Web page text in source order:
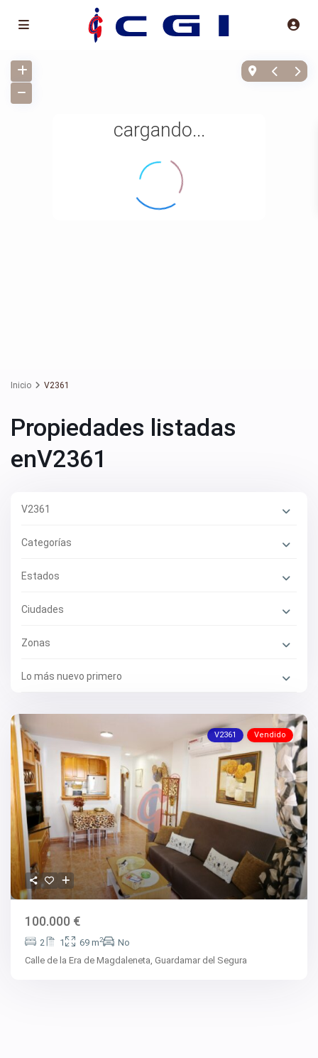
cargando...
Inicio V2361
Propiedades listadas
enV2361
V2361
Categorías
Estados
Ciudades
Zonas
Lo más nuevo primero
V2361 Vendido
100.000 €
2 1 69 m2
No
Calle de la Era de Magdaleneta,Guardamar del Segura